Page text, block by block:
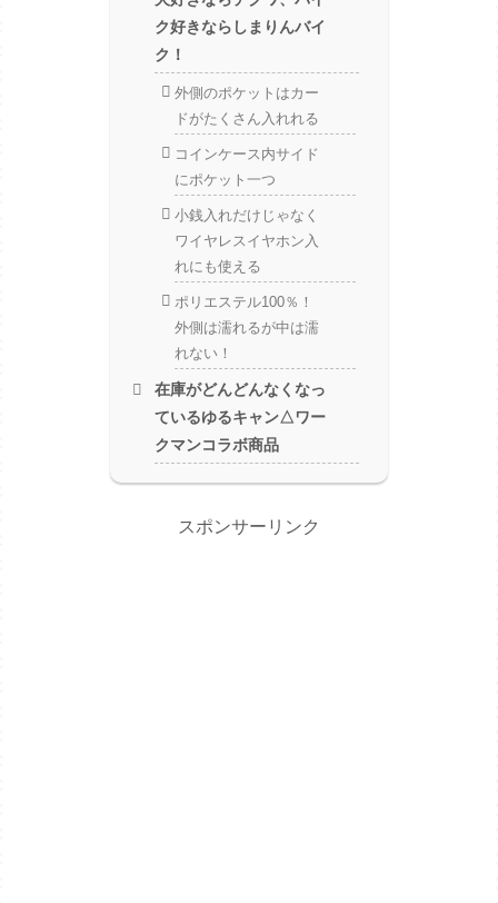
ク好きならしまりんバイ
ク！
外側のポケットはカー
ドがたくさん入れれる
コインケース内サイド
にポケット一つ
小銭入れだけじゃなく
ワイヤレスイヤホン入
れにも使える
ポリエステル100％！
外側は濡れるが中は濡
れない！
在庫がどんどんなくなっ
ているゆるキャン△ワー
クマンコラボ商品
スポンサーリンク